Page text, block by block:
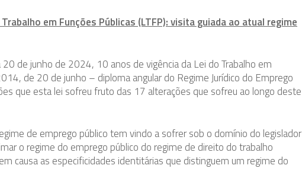
em Funções Públicas (LTFP): visita guiada ao atual regime
de junho de 2024, 10 anos de vigência da Lei do Trabalho em
de 20 de junho – diploma angular do Regime Jurídico do Emprego
que esta lei sofreu fruto das 17 alterações que sofreu ao longo deste
de emprego público tem vindo a sofrer sob o domínio do legislador
o regime do emprego público do regime de direito do trabalho
causa as especificidades identitárias que distinguem um regime do